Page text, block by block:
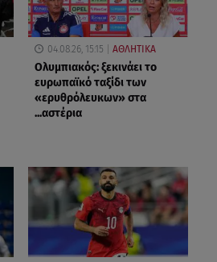
04.08.26, 15:15 ΑΘΛΗΤΙΚΑ
Ολυμπιακός: ξεκινάει το
ευρωπαϊκό ταξίδι των
«ερυθρόλευκων» στα
...αστέρια